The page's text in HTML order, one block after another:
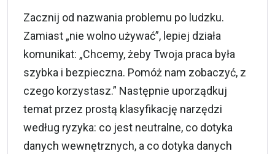
Zacznij od nazwania problemu po ludzku.
Zamiast „nie wolno używać”, lepiej działa
komunikat: „Chcemy, żeby Twoja praca była
szybka i bezpieczna. Pomóż nam zobaczyć, z
czego korzystasz.” Następnie uporządkuj
temat przez prostą klasyfikację narzędzi
według ryzyka: co jest neutralne, co dotyka
danych wewnętrznych, a co dotyka danych